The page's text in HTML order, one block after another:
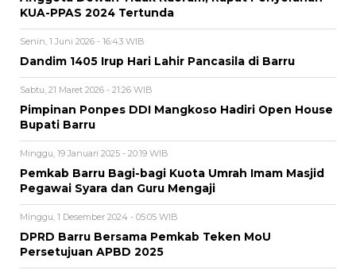
KUA-PPAS 2024 Tertunda
Senin, 1 Juni 2026 - 16:43 WIB
Dandim 1405 Irup Hari Lahir Pancasila di Barru
Sabtu, 21 Maret 2026 - 21:26 WIB
Pimpinan Ponpes DDI Mangkoso Hadiri Open House
Bupati Barru
Minggu, 19 Januari 2025 - 20:19 WIB
Pemkab Barru Bagi-bagi Kuota Umrah Imam Masjid
Pegawai Syara dan Guru Mengaji
Minggu, 1 Desember 2024 - 05:05 WIB
DPRD Barru Bersama Pemkab Teken MoU
Persetujuan APBD 2025